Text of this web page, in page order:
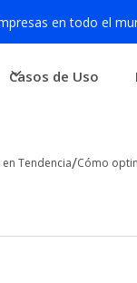
en todo el
Casos de Uso
Tendencia/Cómo